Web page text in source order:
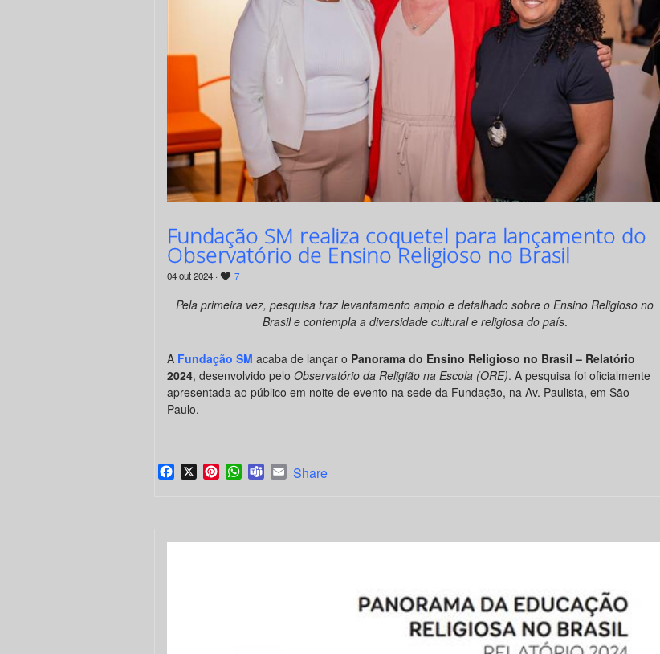
Fundação SM realiza coquetel para lançamento do
Observatório de Ensino Religioso no Brasil
04 out 2024 · 7
Pela primeira vez, pesquisa traz levantamento amplo e detalhado sobre o Ensino Religioso no
Brasil e contempla a diversidade cultural e religiosa do país.
A Fundação SM acaba de lançar o Panorama do Ensino Religioso no Brasil – Relatório
2024, desenvolvido pelo Observatório da Religião na Escola (ORE). A pesquisa foi oficialmente
apresentada ao público em noite de evento na sede da Fundação, na Av. Paulista, em São
Paulo.
Facebook
X PinterestWhatsApp
TeamsEmail
Share